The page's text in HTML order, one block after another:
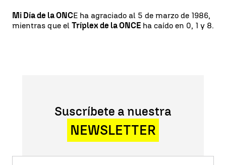
Mi Día de la ONCE ha agraciado al 5 de marzo de 1986,
mientras que el Tríplex de la ONCE ha caído en 0, 1 y 8.
Suscríbete a nuestra
NEWSLETTER